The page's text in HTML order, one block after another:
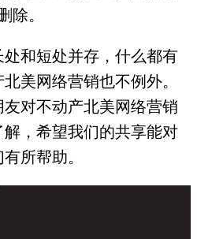
除。
和短处并存，什么都有
美网络营销也不例外。
对不动产北美网络营销
，希望我们的共享能对
所帮助。